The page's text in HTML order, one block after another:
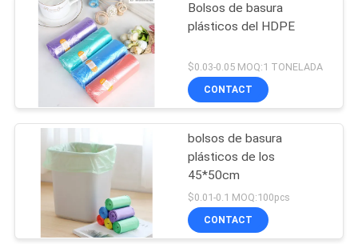
Bolsos de basura
plásticos del HDPE
$0.03-0.05 MOQ:1 TONELADA
CONTACT
bolsos de basura
plásticos de los
45*50cm
$0.01-0.1 MOQ:100pcs
CONTACT